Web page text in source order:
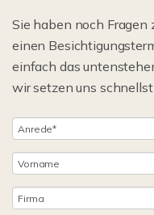
Sie haben noch Fragen
einen
einfach das
wir setzen uns